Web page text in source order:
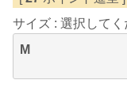
サイズ
選択してく
M